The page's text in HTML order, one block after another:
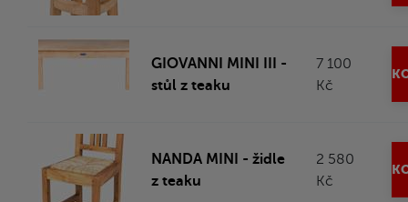
GIOVANNI MINI III -
stůl z teaku
7 100
Kč
NANDA MINI - židle
z teaku
2 580
Kč